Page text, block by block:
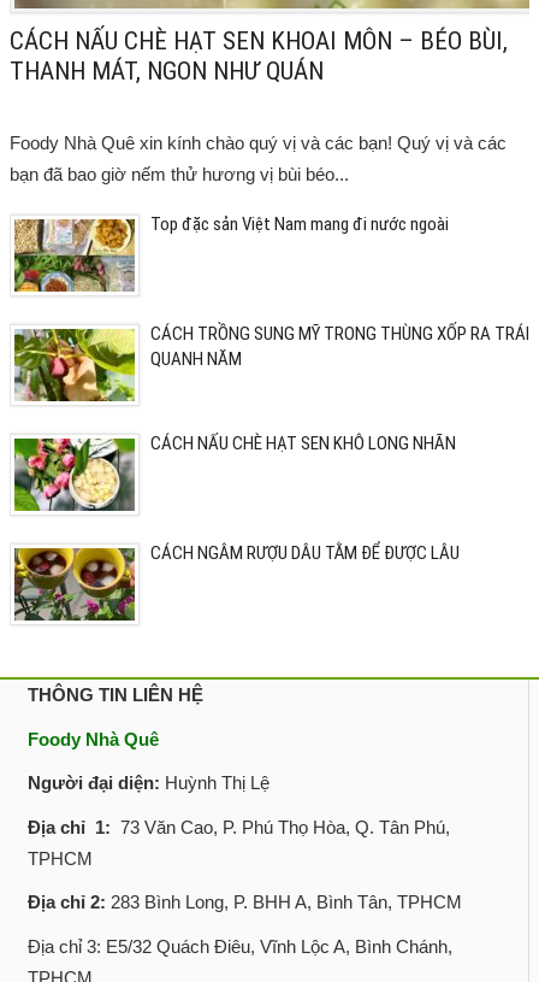
CÁCH NẤU CHÈ HẠT SEN KHOAI MÔN – BÉO BÙI,
THANH MÁT, NGON NHƯ QUÁN
Foody Nhà Quê xin kính chào quý vị và các bạn! Quý vị và các
bạn đã bao giờ nếm thử hương vị bùi béo...
Top đặc sản Việt Nam mang đi nước ngoài
CÁCH TRỒNG SUNG MỸ TRONG THÙNG XỐP RA TRÁI
QUANH NĂM
CÁCH NẤU CHÈ HẠT SEN KHÔ LONG NHÃN
CÁCH NGÂM RƯỢU DÂU TẰM ĐỂ ĐƯỢC LÂU
THÔNG TIN LIÊN HỆ
Foody Nhà Quê
Người đại diện: Huỳnh Thị Lệ
Địa chỉ 1: 73 Văn Cao, P. Phú Thọ Hòa, Q. Tân Phú,
TPHCM
Địa chỉ 2: 283 Bình Long, P. BHH A, Bình Tân, TPHCM
Địa chỉ 3: E5/32 Quách Điêu, Vĩnh Lộc A, Bình Chánh,
TPHCM